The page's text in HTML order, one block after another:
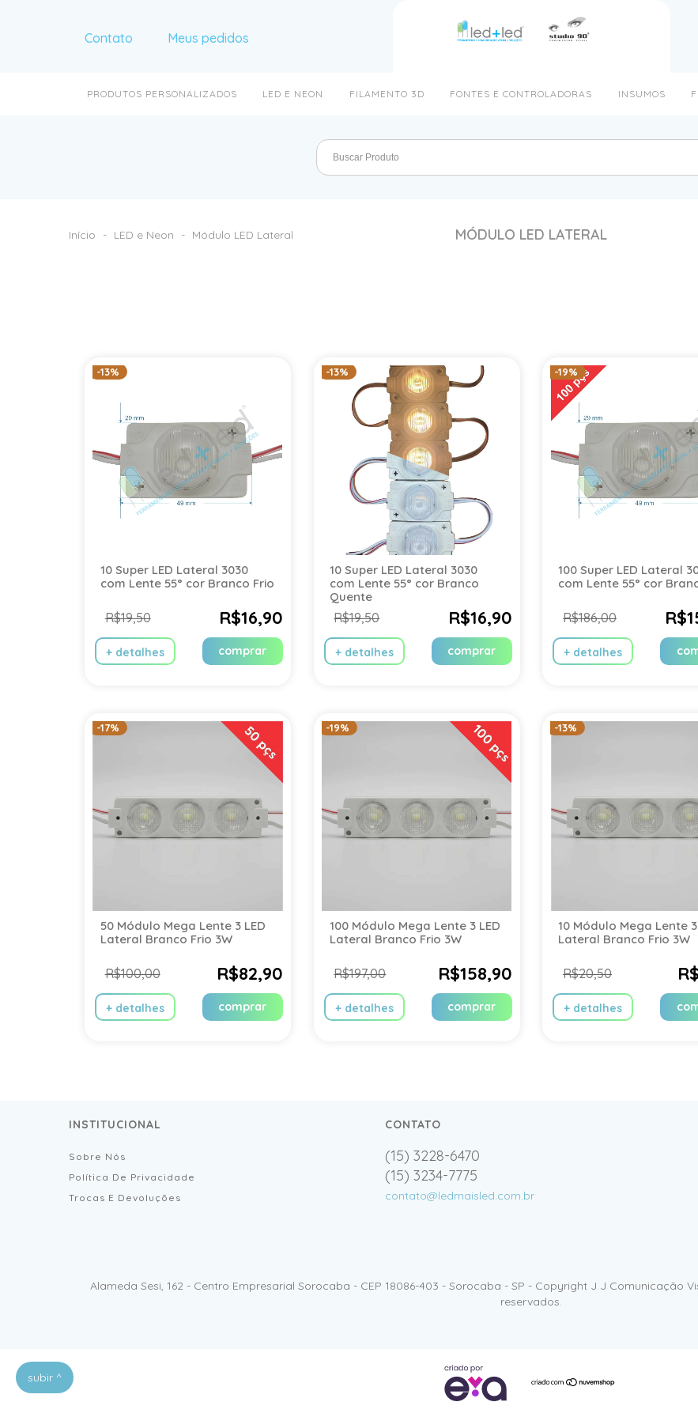
Contato Meus pedidos
PRODUTOS PERSONALIZADOS LED E NEON FILAMENTO 3D FONTES E CONTROLADORAS INSUMOS
Início - LED e Neon - Módulo LED Lateral MÓDULO LED LATERAL
-13%
10 Super LED Lateral 3030
com Lente 55° cor Branco Frio
R$19,50 R$16,90
+ detalhes comprar
-13%
10 Super LED Lateral 3030
com Lente 55° cor Branco
Quente
R$19,50 R$16,90
+ detalhes comprar
-19%
100 Super LED Lateral
com Lente 55° cor
R$186,00
+ detalhes
-17%
50 Módulo Mega Lente 3 LED
Lateral Branco Frio 3W
R$100,00 R$82,90
+ detalhes comprar
-19%
100 Módulo Mega Lente 3 LED
Lateral Branco Frio 3W
R$197,00 R$158,90
+ detalhes comprar
-13%
10 Módulo Mega Lente 3
Lateral Branco Frio 3W
R$20,50
+ detalhes
INSTITUCIONAL
Sobre Nós
Política De Privacidade
Trocas E Devoluções
CONTATO
(15) 3228-6470
(15) 3234-7775
contato@ledmaisled.com.br
Alameda Sesi, 162 - Centro Empresarial Sorocaba - CEP 18086-403 - Sorocaba - SP - Copyright J J Comunicação
reservados.
subir ^